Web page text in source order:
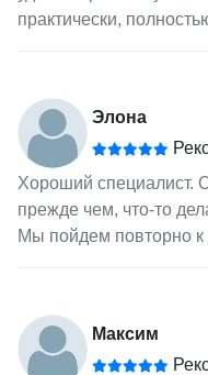
практически,
Элона
Хороший специалист.
прежде чем, что-то
Мы пойдем повторно к
Максим